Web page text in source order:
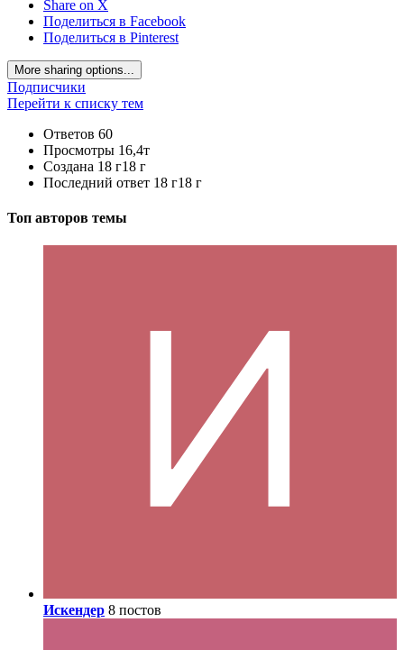
Share on X
Поделиться в Facebook
Поделиться в Pinterest
More sharing options...
Подписчики
Перейти к списку тем
Ответов 60
Просмотры 16,4т
Создана 18 г18 г
Последний ответ 18 г18 г
Топ авторов темы
Искендер 8 постов